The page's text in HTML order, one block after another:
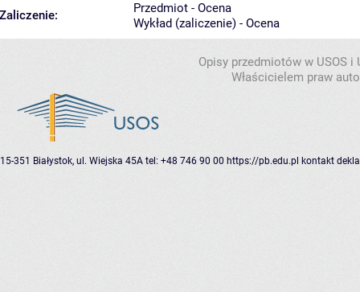
Zaliczenie:
Przedmiot - Ocena
Wykład (zaliczenie) - Ocena
Opisy przedmiotów w USOS
Właścicielem praw
15-351 Białystok, ul. Wiejska 45A tel: +48 746 90 00 https://pb.edu.pl kontakt